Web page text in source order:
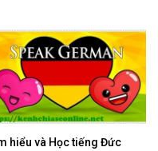
hiểu và Học tiếng Đức